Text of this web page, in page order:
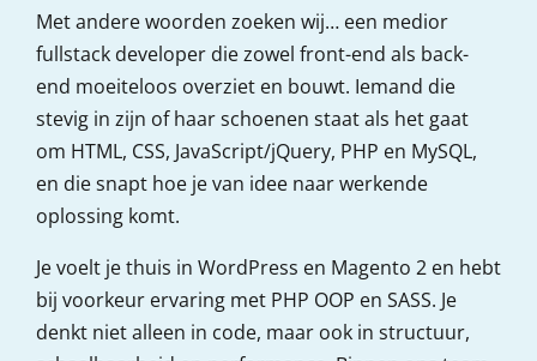
Met andere woorden zoeken wij… een medior
fullstack developer die zowel front-end als back-
end moeiteloos overziet en bouwt. Iemand die
stevig in zijn of haar schoenen staat als het gaat
om HTML, CSS, JavaScript/jQuery, PHP en MySQL,
en die snapt hoe je van idee naar werkende
oplossing komt.
Je voelt je thuis in WordPress en Magento 2 en hebt
bij voorkeur ervaring met PHP OOP en SASS. Je
denkt niet alleen in code, maar ook in structuur,